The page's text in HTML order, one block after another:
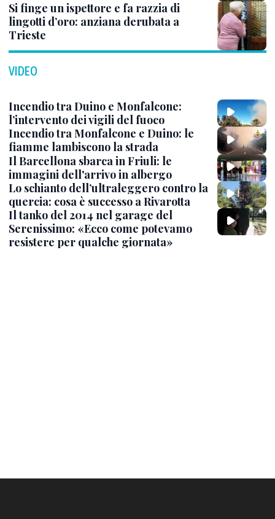
Si finge un ispettore e fa razzia di
lingotti d’oro: anziana derubata a
Trieste
VIDEO
Incendio tra Duino e Monfalcone:
l’intervento dei vigili del fuoco
Incendio tra Monfalcone e Duino: le
fiamme lambiscono la strada
Il Barcellona sbarca in Friuli: le
immagini dell'arrivo in albergo
Lo schianto dell’ultraleggero contro la
quercia: cosa è successo a Rivarotta
Il tanko del 2014 nel garage del
Serenissimo: «Ecco come potevamo
resistere per qualche giornata»